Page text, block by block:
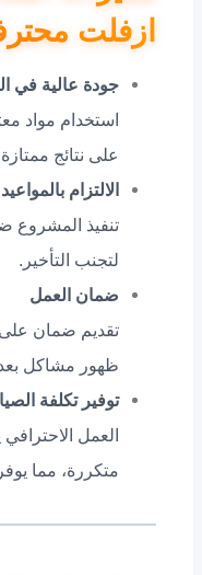
ازفلت
جودة عالية في
استخدام مواد
على نتائج
الالتزام بالمواعيد
تنفيذ المشروع
لتجنب التأخير.
ضمان العمل
تقديم ضمان
ظهور مشاكل بعد
توفير تكلفة
العمل
متكررة، مما